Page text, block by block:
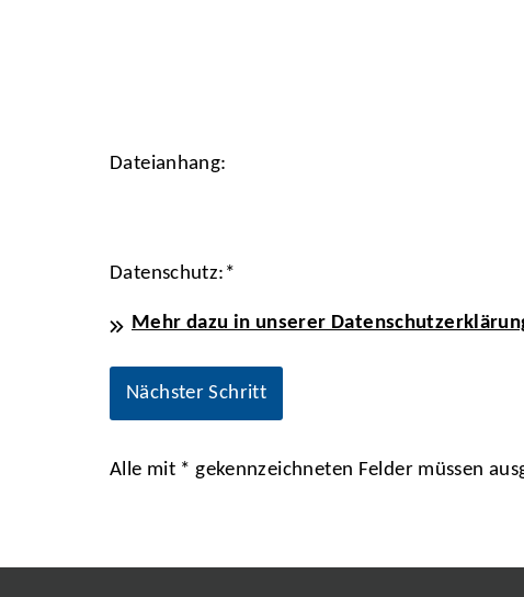
Dateianhang:
Datenschutz: *
Mehr dazu in unserer
Alle mit * gekennzeichneten Felder müssen